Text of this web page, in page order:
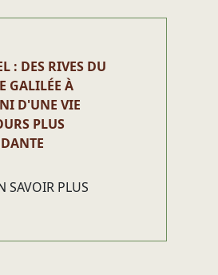
: DES RIVES DU
GALILÉE À
D'UNE VIE
PLUS
SAVOIR PLUS